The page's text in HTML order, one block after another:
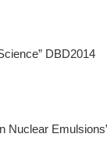
DBD2014
Nuclear